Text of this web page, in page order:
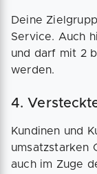
Deine
Service. Auch
und darf mit 2
werden.
4.
Kundinen und
umsatzstarken
auch im Zuge